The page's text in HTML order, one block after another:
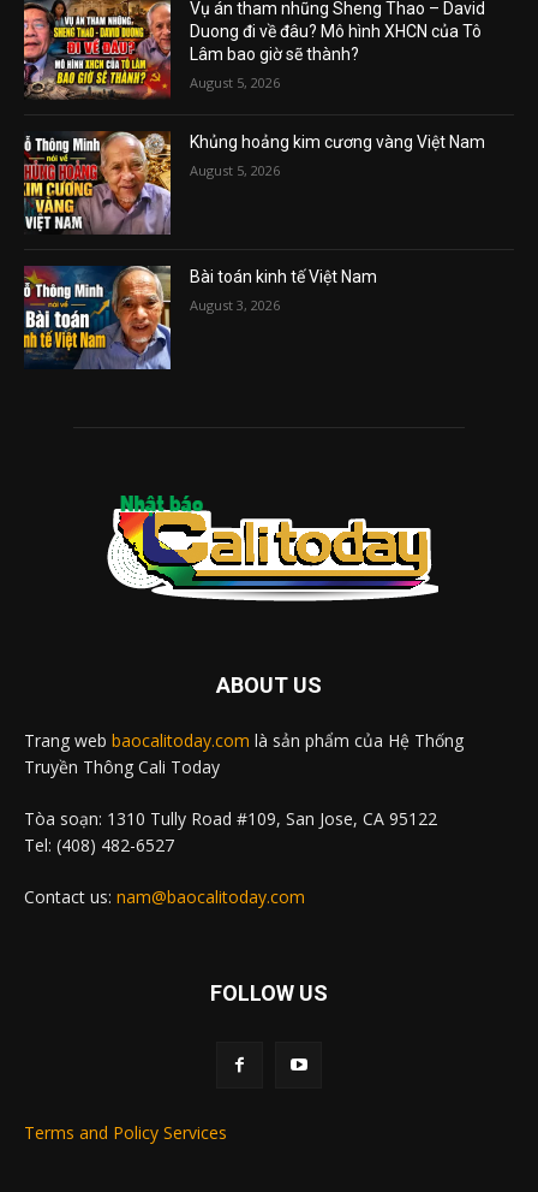
Vụ án tham nhũng Sheng Thao – David
Duong đi về đâu? Mô hình XHCN của Tô
Lâm bao giờ sẽ thành?
August 5, 2026
Khủng hoảng kim cương vàng Việt Nam
August 5, 2026
Bài toán kinh tế Việt Nam
August 3, 2026
ABOUT US
Trang web baocalitoday.com là sản phẩm của Hệ Thống
Truyền Thông Cali Today
Tòa soạn: 1310 Tully Road #109, San Jose, CA 95122
Tel: (408) 482-6527
Contact us: nam@baocalitoday.com
FOLLOW US
Terms and Policy Services